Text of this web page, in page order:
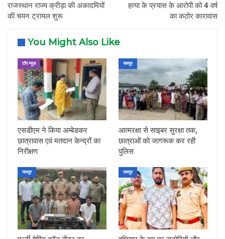
राजस्थान राज्य क्रीड़ा की अकादमियों
की चयन ट्रायल शुरू
हत्या के प्रयास के आरोपी को 4 वर्ष
का कठोर कारावास
You Might Also Like
टॉप न्यूज़
एसडीएम ने किया अम्बेडकर
छात्रावास एवं मतदान केन्द्रों का
निरीक्षण
जयपुर
आत्मरक्षा से साइबर सुरक्षा तक,
छात्राओं को जागरूक कर रही
पुलिस
जयपुर जयपुर